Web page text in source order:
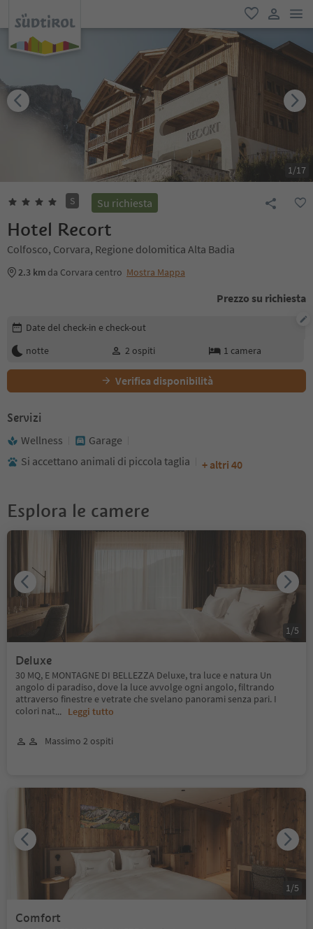
favoriti
user link
1/17
S Su richiesta
Hotel Recort
Colfosco, Corvara, Regione dolomitica Alta Badia
2.3 km da Corvara centro Mostra Mappa
Prezzo su richiesta
Modifica i dettagli della prenotazione
Date del check-in e check-out
notte
2 ospiti 1 camera
Verifica disponibilità
Servizi
Wellness
Garage
Si accettano animali di piccola taglia
+ altri 40
Esplora le camere
Deluxe
30 MQ, E MONTAGNE DI BELLEZZA Deluxe, tra luce e natura Un
angolo di paradiso, dove la luce avvolge ogni angolo, filtrando
attraverso finestre e vetrate che svelano panorami senza pari. I
colori nat... Leggi tutto
Massimo 2 ospiti
1/5
Comfort
1/5